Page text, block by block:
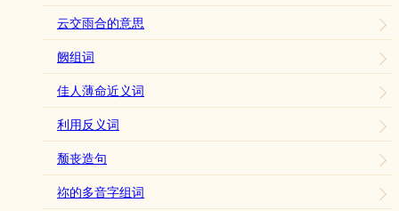
云交雨合的意思
阙组词
佳人薄命近义词
利用反义词
颓丧造句
祢的多音字组词